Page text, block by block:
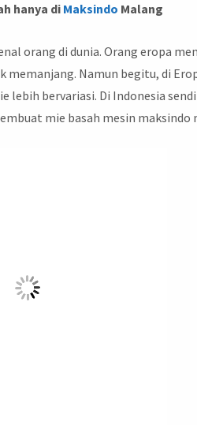
hanya diMaksindo Malang
orang di dunia. Orang eropa
memanjang. Namun begitu, di
lebih bervariasi. Di Indonesia
mie basah mesin maksindo